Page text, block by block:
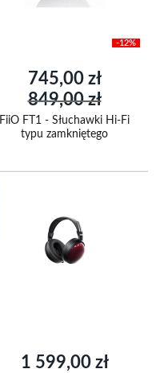
-12%
Cena
promocyjna
745,00 zł
849,00 zł
FiiO FT1 - Słuchawki Hi-Fi
typu zamkniętego
1 599,00 zł